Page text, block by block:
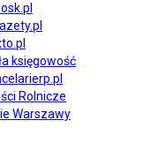
księgowość
Rolnicze
Warszawy